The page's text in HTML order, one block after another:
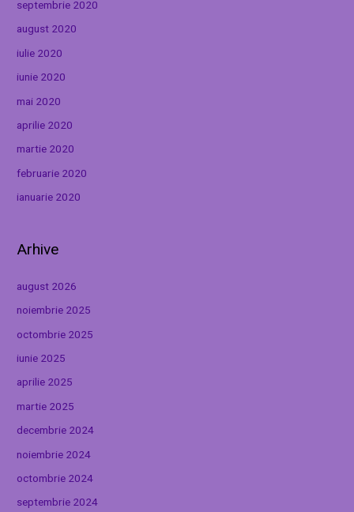
septembrie 2020
august 2020
iulie 2020
iunie 2020
mai 2020
aprilie 2020
martie 2020
februarie 2020
ianuarie 2020
Arhive
august 2026
noiembrie 2025
octombrie 2025
iunie 2025
aprilie 2025
martie 2025
decembrie 2024
noiembrie 2024
octombrie 2024
septembrie 2024